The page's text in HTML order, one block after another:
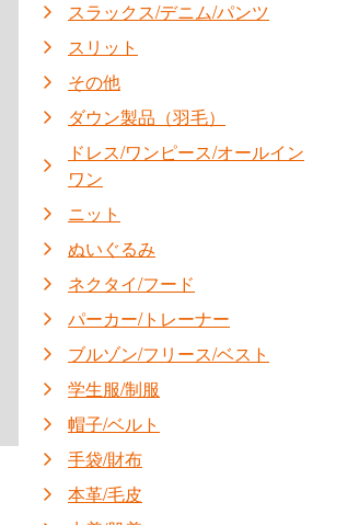
スラックス/デニム/パンツ
スリット
その他
ダウン製品（羽毛）
ドレス/ワンピース/オールイン
ワン
ニット
ぬいぐるみ
ネクタイ/フード
パーカー/トレーナー
ブルゾン/フリース/ベスト
学生服/制服
帽子/ベルト
手袋/財布
本革/毛皮